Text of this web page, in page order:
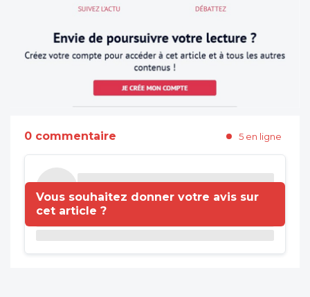
0 commentaire 5 en ligne
Vous souhaitez donner votre avis sur
cet article ?